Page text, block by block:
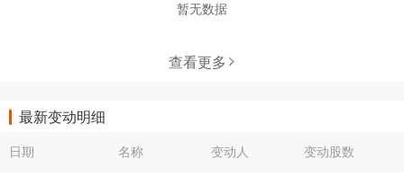
暂无数据
查看更多
最新变动明细
日期 名称 变动人 变动股数